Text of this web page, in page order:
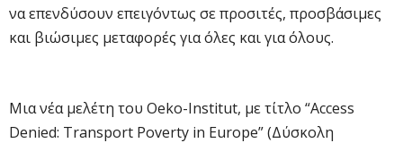
να επενδύσουν επειγόντως σε προσιτές, προσβάσιμες
και βιώσιμες μεταφορές για όλες και για όλους.
Μια νέα μελέτη του Oeko-Institut, με τίτλο “Access
Denied: Transport Poverty in Europe” (Δύσκολη